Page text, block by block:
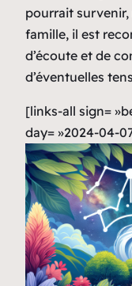
pourrait
famille, il est
d’écoute et de
d’éventuelles
[links-all sign=
day= »2024-04-